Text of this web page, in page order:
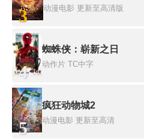
3 动漫电影 更新至高清版
4
蜘蛛侠：崭新之日
动作片 TC中字
5
疯狂动物城2
动漫电影 更新至高清